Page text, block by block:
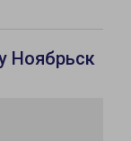
Ноябрьск